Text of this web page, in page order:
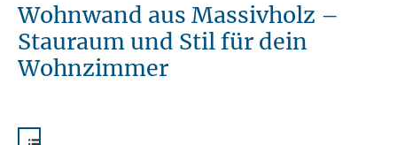
Wohnwand aus Massivholz –
Stauraum und Stil für dein
Wohnzimmer